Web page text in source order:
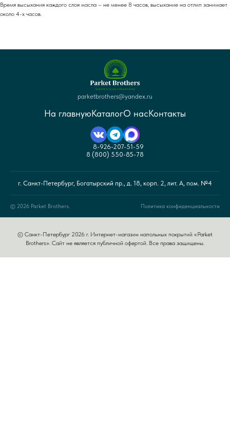
Время высыхания каждого слоя масла – не менее 8 часов, высыхание на отлип занимает
около 4-х часов.
parketbrothers@yandex.ru
На главнуюКаталогО насКонтакты
8-926-207-51-59
8 (800) 550-85-78
г. Санкт-Петербург, Богатырский пр., д. 18, корп. 2, лит. А, пом. №4
© 2026 Parket Brothers. Политика конфиденциальности
© Санкт-Петербург 2026 г. Интернет-магазин напольных покрытий «Parket
Brothers». Сайт не является публичной офертой. Все права защищены.